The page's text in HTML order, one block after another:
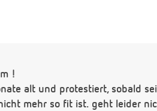
!
alt und protestiert, sobald
mehr so fit ist. geht leider